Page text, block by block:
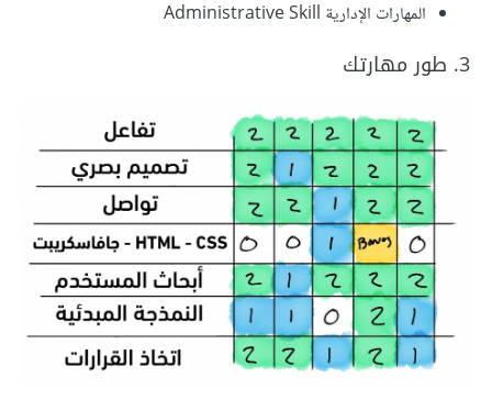
المهارات الإدارية Administrative Skill
3. طور مهارتك